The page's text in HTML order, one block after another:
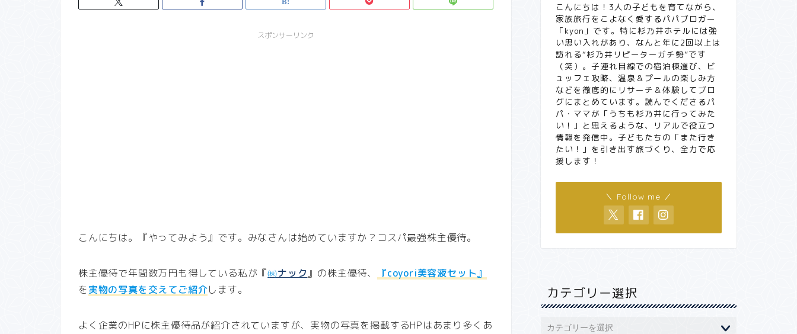
スポンサーリンク
こんにちは。『やってみよう』です。みなさんは始めていますか？コスパ最強株主優待。
株主優待で年間数万円も得している私が『㈱ナック』の株主優待、 『coyori美容液セット』
を実物の写真を交えてご紹介します。
よく企業のHPに株主優待品が紹介されていますが、実物の写真を掲載するHPはあまり多くあ
こんにちは！3人の子どもを育てながら、
家族旅行をこよなく愛するパパブロガー
「kyon」です。特に杉乃井ホテルには強
い思い入れがあり、なんと年に2回以上は
訪れる“杉乃井リピーターガチ勢”です
（笑）。子連れ目線での宿泊棟選び、ビ
ュッフェ攻略、温泉＆プールの楽しみ方
などを徹底的にリサーチ＆体験してブロ
グにまとめています。読んでくださるパ
パ・ママが「うちも杉乃井に行ってみた
い！」と思えるような、リアルで役立つ
情報を発信中。子どもたちの「また行き
たい！」を引き出す旅づくり、全力で応
援します！
＼ Follow me ／
カテゴリー選択